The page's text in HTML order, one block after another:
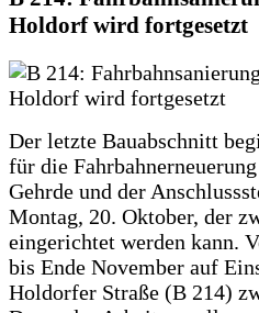
Holdorf wird fortgesetzt
Der letzte Bauabschnitt
für die
Gehrde und der
Montag, 20. Oktober, der
eingerichtet werden kann.
bis Ende November auf
Holdorfer Straße (B 214)